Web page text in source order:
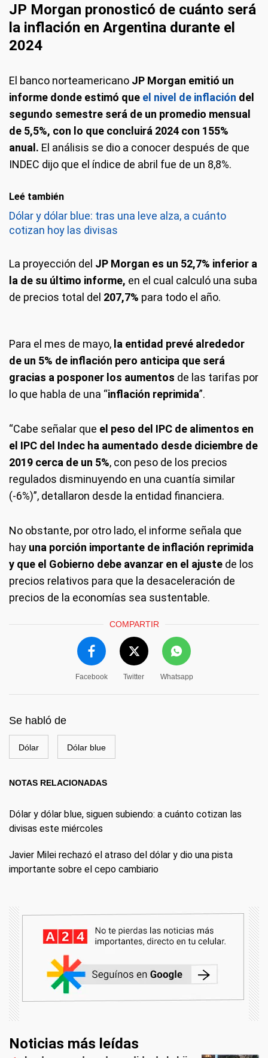
JP Morgan pronosticó de cuánto será
la inflación en Argentina durante el
2024
El banco norteamericano JP Morgan emitió un
informe donde estimó que el nivel de inflación del
segundo semestre será de un promedio mensual
de 5,5%, con lo que concluirá 2024 con 155%
anual. El análisis se dio a conocer después de que
INDEC dijo que el índice de abril fue de un 8,8%.
Leé también
Dólar y dólar blue: tras una leve alza, a cuánto
cotizan hoy las divisas
La proyección del JP Morgan es un 52,7% inferior a
la de su último informe, en el cual calculó una suba
de precios total del 207,7% para todo el año.
Para el mes de mayo, la entidad prevé alrededor
de un 5% de inflación pero anticipa que será
gracias a posponer los aumentos de las tarifas por
lo que habla de una “inflación reprimida”.
“Cabe señalar que el peso del IPC de alimentos en
el IPC del Indec ha aumentado desde diciembre de
2019 cerca de un 5%, con peso de los precios
regulados disminuyendo en una cuantía similar
(-6%)”, detallaron desde la entidad financiera.
No obstante, por otro lado, el informe señala que
hay una porción importante de inflación reprimida
y que el Gobierno debe avanzar en el ajuste de los
precios relativos para que la desaceleración de
precios de la economías sea sustentable.
COMPARTIR
Facebook Twitter Whatsapp
Se habló de
Dólar Dólar blue
NOTAS RELACIONADAS
Dólar y dólar blue, siguen subiendo: a cuánto cotizan las
divisas este miércoles
Javier Milei rechazó el atraso del dólar y dio una pista
importante sobre el cepo cambiario
Noticias más leídas